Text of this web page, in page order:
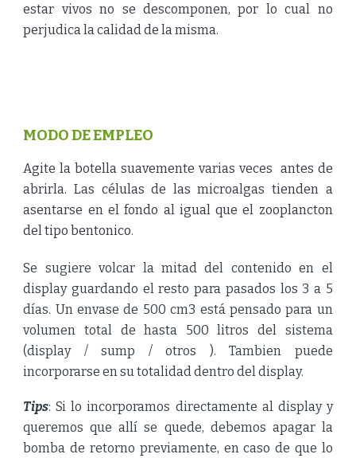
estar vivos no se descomponen, por lo cual no
perjudica la calidad de la misma.
MODO DE EMPLEO
Agite la botella suavemente varias veces antes de
abrirla. Las células de las microalgas tienden a
asentarse en el fondo al igual que el zooplancton
del tipo bentonico.
Se sugiere volcar la mitad del contenido en el
displayguardando el resto para pasados los 3 a 5
días. Un envase de 500 cm3 está pensado para un
volumen total de hasta 500 litros del sistema
(display / sump / otros ). Tambien puede
incorporarse en su totalidad dentro del display.
Tips: Si lo incorporamos directamente al display y
queremos que allí se quede, debemos apagar la
bomba de retorno previamente, en caso de que lo